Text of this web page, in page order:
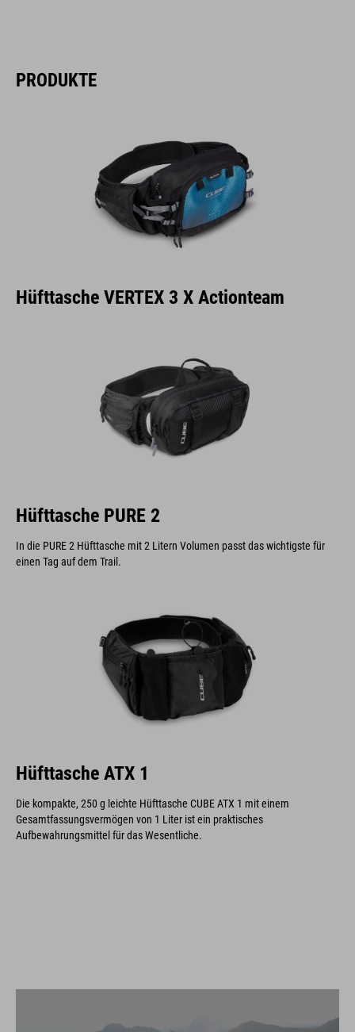
PRODUKTE
Hüfttasche VERTEX 3 X Actionteam
Hüfttasche PURE 2
In die PURE 2 Hüfttasche mit 2 Litern Volumen passt das wichtigste für
einen Tag auf dem Trail.
Hüfttasche ATX 1
Die kompakte, 250 g leichte Hüfttasche CUBE ATX 1 mit einem
Gesamtfassungsvermögen von 1 Liter ist ein praktisches
Aufbewahrungsmittel für das Wesentliche.